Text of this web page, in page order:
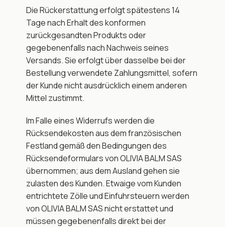
Die Rückerstattung erfolgt spätestens 14
Tage nach Erhalt des konformen
zurückgesandten Produkts oder
gegebenenfalls nach Nachweis seines
Versands. Sie erfolgt über dasselbe bei der
Bestellung verwendete Zahlungsmittel, sofern
der Kunde nicht ausdrücklich einem anderen
Mittel zustimmt.
Im Falle eines Widerrufs werden die
Rücksendekosten aus dem französischen
Festland gemäß den Bedingungen des
Rücksendeformulars von OLIVIA BALM SAS
übernommen; aus dem Ausland gehen sie
zulasten des Kunden. Etwaige vom Kunden
entrichtete Zölle und Einfuhrsteuern werden
von OLIVIA BALM SAS nicht erstattet und
müssen gegebenenfalls direkt bei der